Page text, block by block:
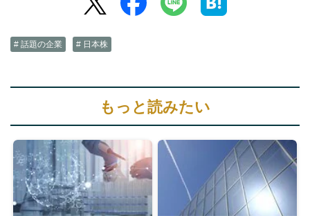
# 話題の企業 # 日本株
もっと読みたい